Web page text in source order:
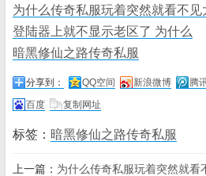
为什么传奇私服玩着突然就看不
登陆器上就不显示老区了 为什么
暗黑修仙之路传奇私服
分享到： QQ空间 新浪微博 腾
百度
复制网址
标签： 暗黑修仙之路传奇私服
上一篇： 为什么传奇私服玩着突然就